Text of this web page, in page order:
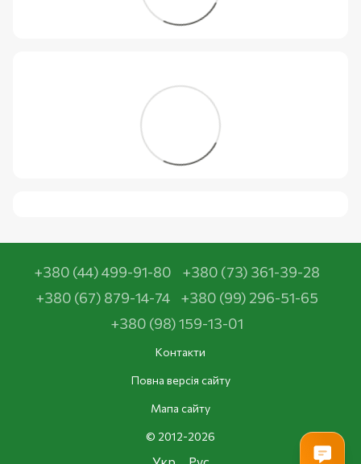
+380 (44) 499-91-80
+380 (73) 361-39-28
+380 (67) 879-14-74
+380 (99) 296-51-65
+380 (98) 159-13-01
Контакти
Повна версія сайту
Мапа сайту
© 2012-2026